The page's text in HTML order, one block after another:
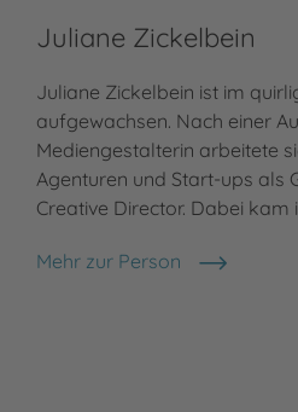
Juliane Zickelbein
Juliane Zickelbein ist im
aufgewachsen. Nach einer
Mediengestalterin arbeitete
Agenturen und Start-ups als
Creative Director. Dabei
Mehr zur Person
Juliane Zickelbein